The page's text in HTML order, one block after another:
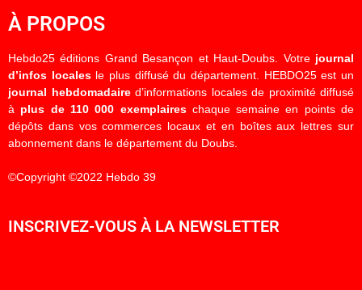
À PROPOS
Hebdo25 éditions Grand Besançon et Haut-Doubs. Votre journal
d’infos localesle plus diffusé du département. HEBDO25 est un
journal hebdomadaired’informations locales de proximité diffusé
à plus de 110 000 exemplaireschaque semaine en points de
dépôts dans vos commerces locaux et en boîtes aux lettres sur
abonnement dans le département du Doubs.
©Copyright ©2022 Hebdo 39
INSCRIVEZ-VOUS À LA NEWSLETTER